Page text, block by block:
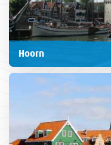
Hoorn